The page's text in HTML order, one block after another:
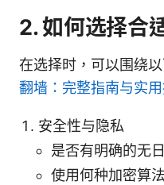
2. 如何选择合
在选择时，可以围绕
翻墙：完整指南与实
安全性与隐私
是否有明确的无
使用何种加密算